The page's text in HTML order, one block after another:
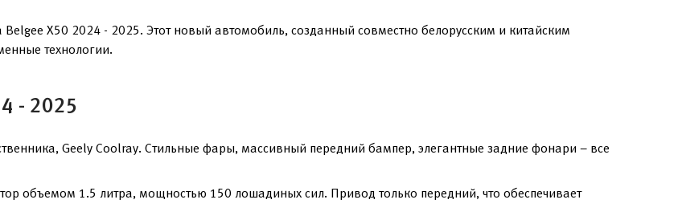
X50 2024 - 2025. Этот новый автомобиль, созданный совместно белорусским и китайским
технологии.
- 2025
Geely Coolray. Стильные фары, массивный передний бампер, элегантные задние фонари – все
объемом 1.5 литра, мощностью 150 лошадиных сил. Привод только передний, что обеспечивает